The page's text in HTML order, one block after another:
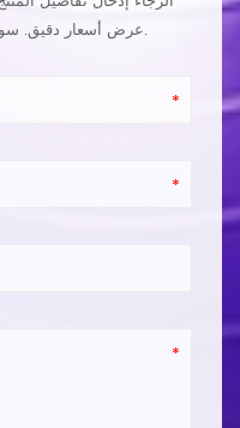
عرض أسعار دقيق. سوف نجيبك فى اسرع وقت ممكن.